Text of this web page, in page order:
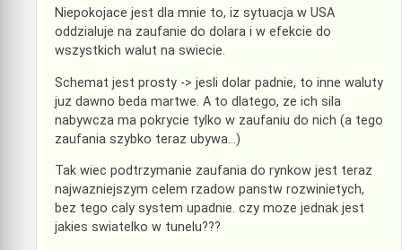
Niepokojace jest dla mnie to, iz sytuacja w USA
oddzialuje na zaufanie do dolara i w efekcie do
wszystkich walut na swiecie.
Schemat jest prosty -> jesli dolar padnie, to inne waluty
juz dawno beda martwe. A to dlatego, ze ich sila
nabywcza ma pokrycie tylko w zaufaniu do nich (a tego
zaufania szybko teraz ubywa…)
Tak wiec podtrzymanie zaufania do rynkow jest teraz
najwazniejszym celem rzadow panstw rozwinietych,
bez tego caly system upadnie. czy moze jednak jest
jakies swiatelko w tunelu???